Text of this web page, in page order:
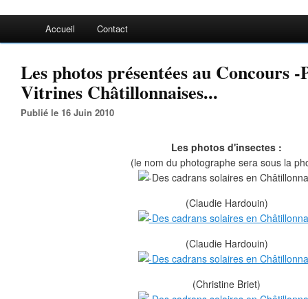
Accueil Contact
Les photos présentées au Concours -
Vitrines Châtillonnaises...
Publié le 16 Juin 2010
Les photos d'insectes :
(le nom du photographe sera sous la
(Claudie Hardouin)
(Claudie Hardouin)
(Christine Briet)